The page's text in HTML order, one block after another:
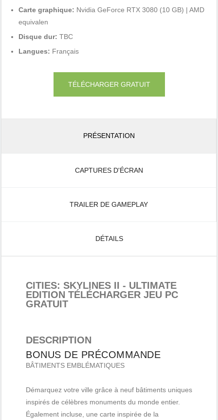
Carte graphique: Nvidia GeForce RTX 3080 (10 GB) | AMD
equivalen
Disque dur: TBC
Langues: Français
TÉLÉCHARGER GRATUIT
PRÉSENTATION
CAPTURES D'ÉCRAN
TRAILER DE GAMEPLAY
DÉTAILS
CITIES: SKYLINES II - ULTIMATE
EDITION TÉLÉCHARGER JEU PC
GRATUIT
DESCRIPTION
BONUS DE PRÉCOMMANDE
BÂTIMENTS EMBLÉMATIQUES
Démarquez votre ville grâce à neuf bâtiments uniques
inspirés de célèbres monuments du monde entier.
Également incluse, une carte inspirée de la